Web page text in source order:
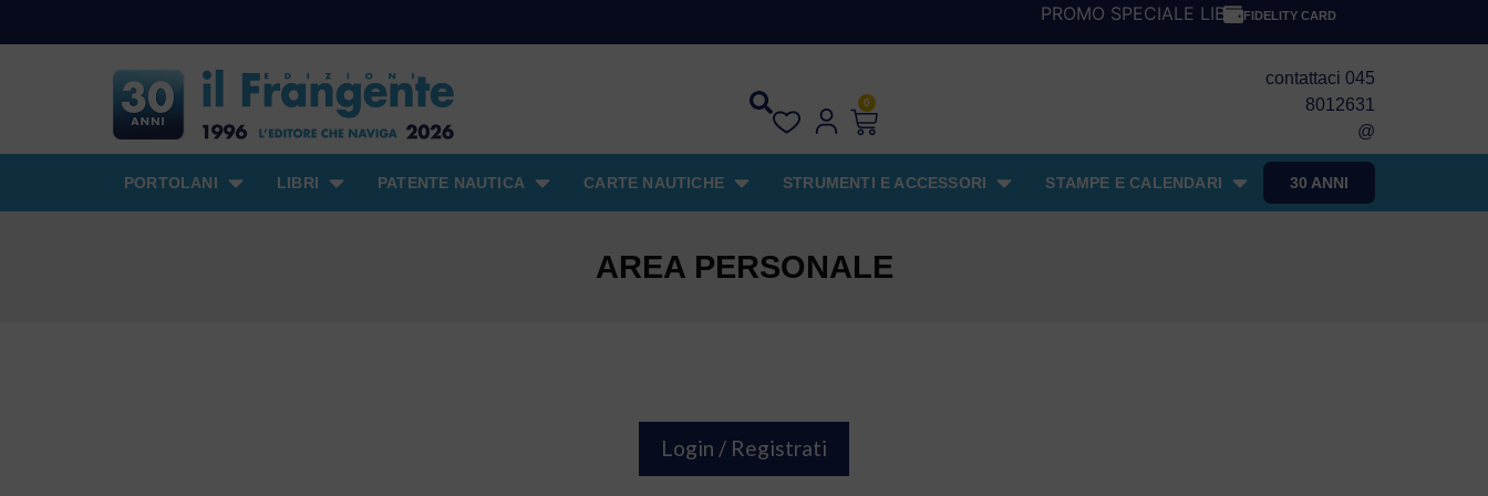
PROMO SPECIALE LIBRI PER I 30 ANNI DEL
FIDELITY CARD
0
contattaci 045
8012631
@
30 ANNI
PORTOLANI LIBRI PATENTE NAUTICA CARTE NAUTICHE STRUMENTI E ACCESSORI STAMPE E CALENDARI
AREA PERSONALE
Login / Registrati